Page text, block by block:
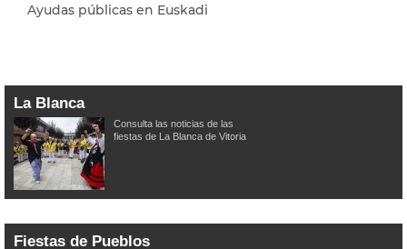
Ayudas públicas en Euskadi
La Blanca
Consulta las noticias de las
fiestas de La Blanca de Vitoria
Fiestas de Pueblos